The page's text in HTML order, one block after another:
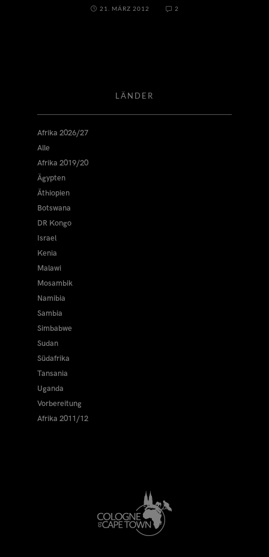
21. MÄRZ 2012
2
LÄNDER
Afrika 2026/27
Alle
Afrika 2019/20
Ägypten
Äthiopien
Botswana
DR Kongo
Israel
Kenia
Malawi
Mosambik
Namibia
Sambia
Simbabwe
Sudan
Südafrika
Tansania
Uganda
Vorbereitung
Afrika 2011/12